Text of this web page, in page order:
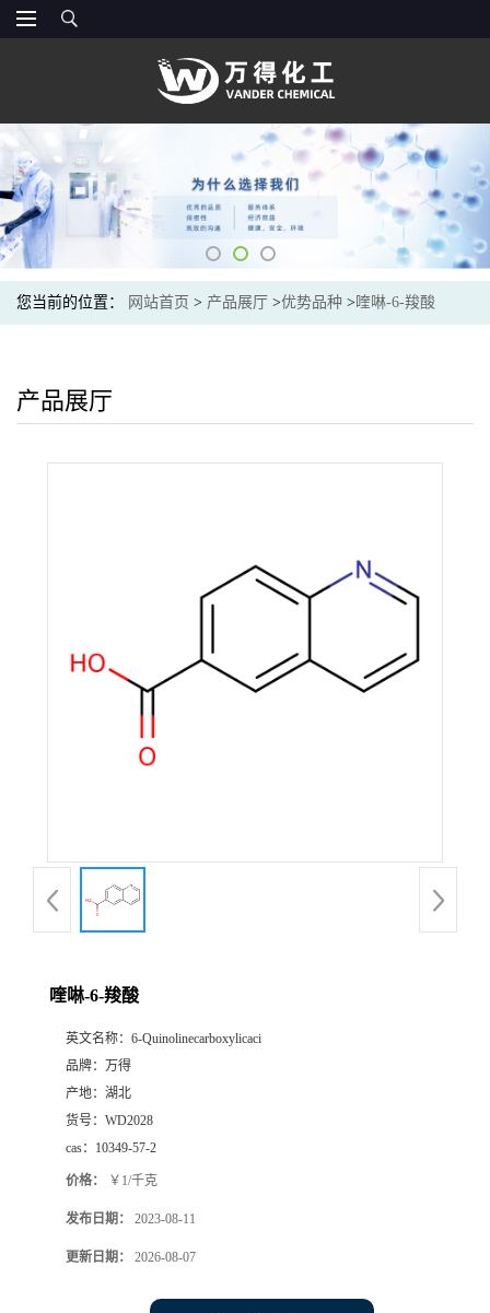
您当前的位置： 网站首页 > 产品展厅 >优势品种 > 喹啉-6-羧酸
产品展厅
喹啉-6-羧酸
英文名称： 6-Quinolinecarboxylicaci
品牌： 万得
产地： 湖北
货号： WD2028
cas： 10349-57-2
价格： ￥1/千克
发布日期： 2023-08-11
更新日期： 2026-08-07